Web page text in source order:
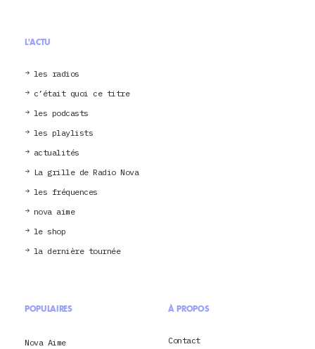
L'ACTU
les radios
c’était quoi ce titre
les podcasts
les playlists
actualités
La grille de Radio Nova
les fréquences
nova aime
le shop
la dernière tournée
POPULAIRES
Nova Aime
À PROPOS
Contact